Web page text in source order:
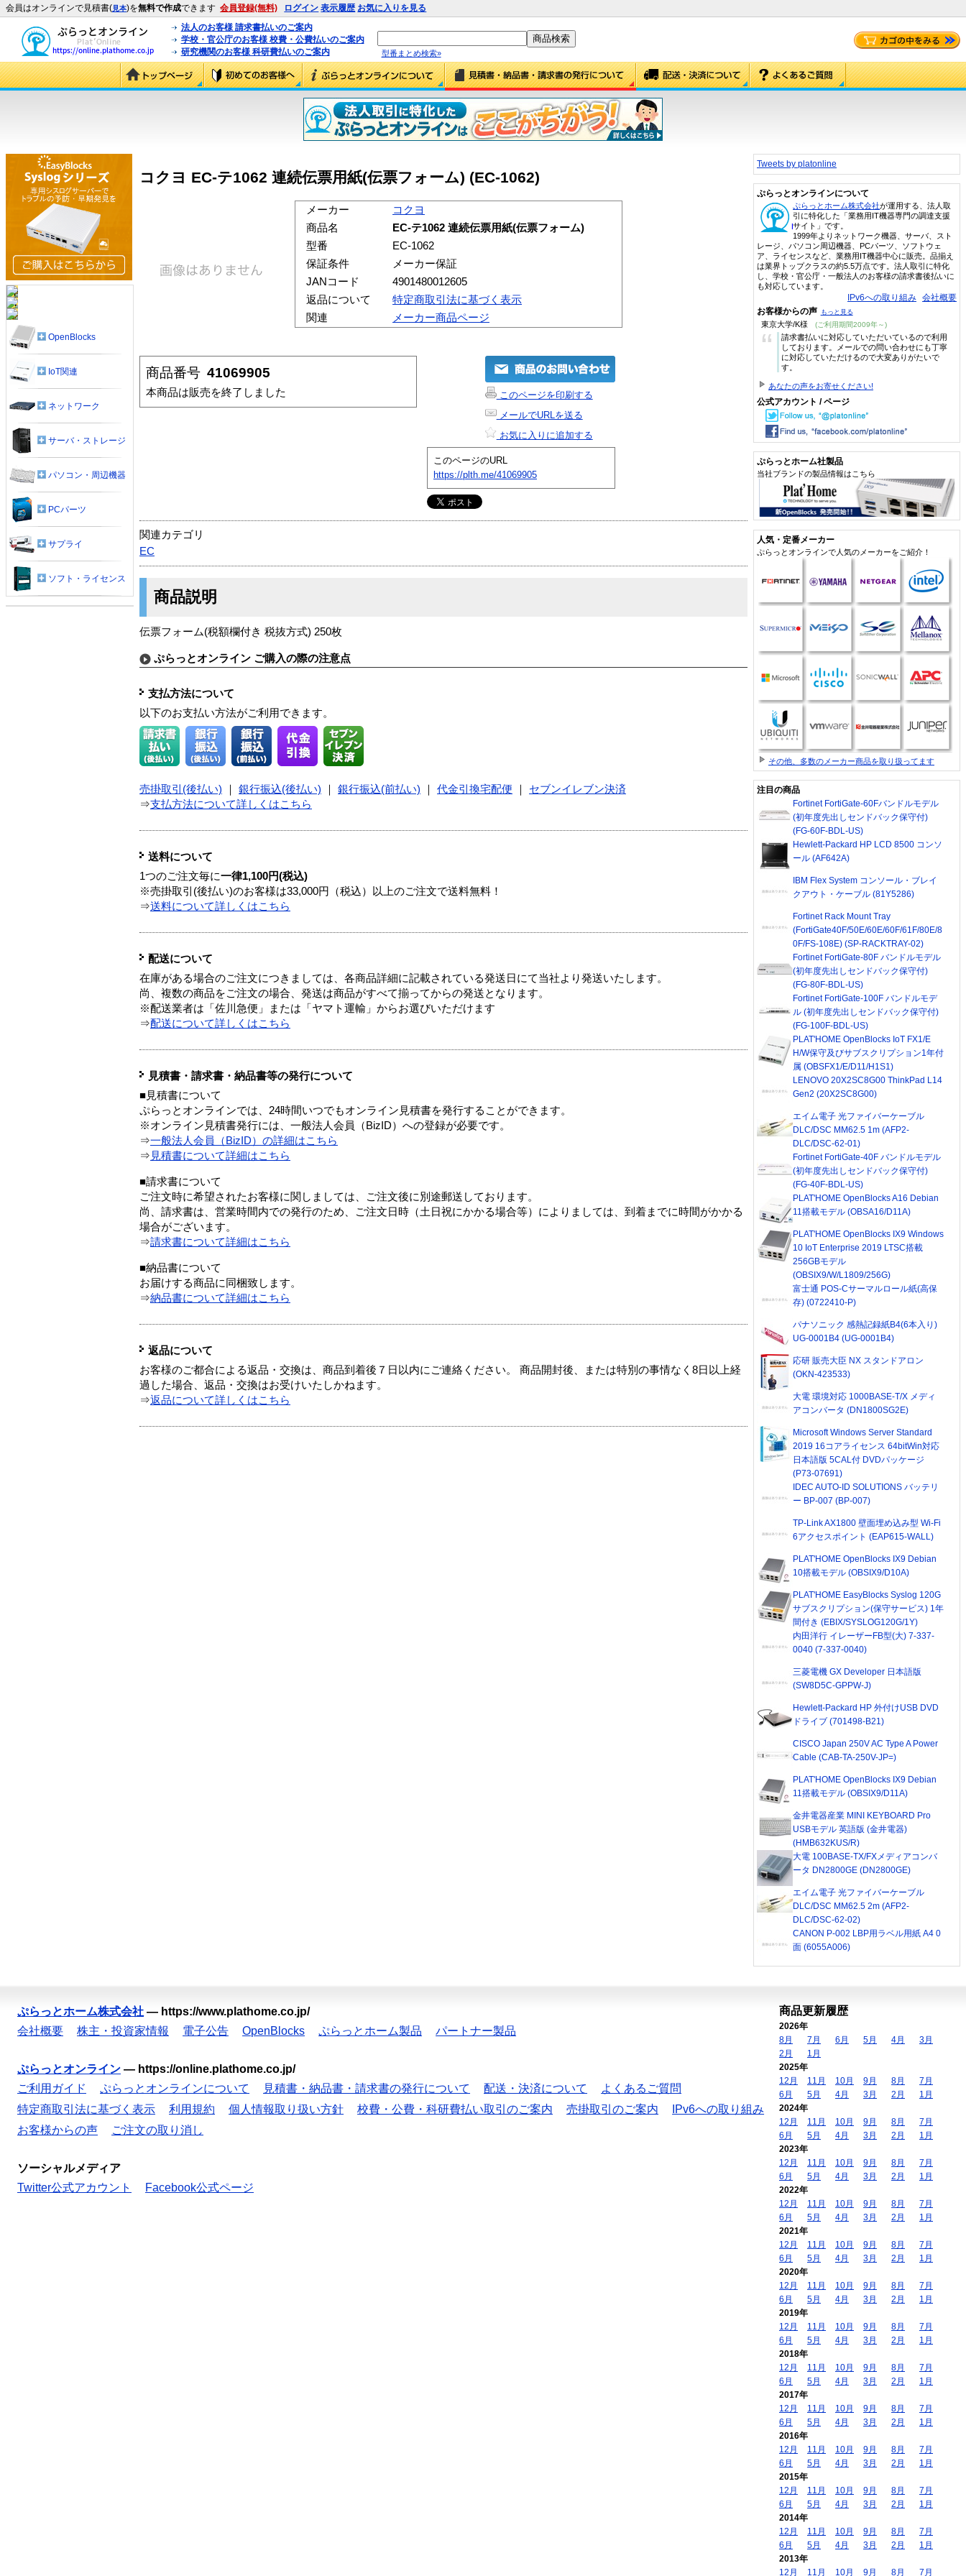
会員はオンラインで見積書(見本)を無料で作成できます 会員登録(無料) ログイン 表示履歴 お気に入りを見る
法人のお客様 請求書払いのご案内
学校・官公庁のお客様 校費・公費払いのご案内
研究機関のお客様 科研費払いのご案内
型番まとめ検索»
コクヨ EC-テ1062 連続伝票用紙(伝票フォーム) (EC-1062)
メーカー
コクヨ
商品名
EC-テ1062 連続伝票用紙(伝票フォーム)
型番
EC-1062
保証条件
メーカー保証
JANコード
4901480012605
返品について
特定商取引法に基づく表示
関連
メーカー商品ページ
商品番号 41069905
本商品は販売を終了しました
このページを印刷する
メールでURLを送る
お気に入りに追加する
このページのURL
https://plth.me/41069905
関連カテゴリ
EC
商品説明
伝票フォーム(税額欄付き 税抜方式) 250枚
ぷらっとオンライン ご購入の際の注意点
支払方法について
以下のお支払い方法がご利用できます。
売掛取引(後払い) 銀行振込(後払い) 銀行振込(前払い) 代金引換宅配便
セブンイレブン決済
⇒支払方法について詳しくはこちら
送料について
1つのご注文毎に一律1,100円(税込)
※売掛取引(後払い)のお客様は33,000円（税込）以上のご注文で送料無料！
⇒送料について詳しくはこちら
配送について
在庫がある場合のご注文につきましては、各商品詳細に記載されている発送日にて当社より発送いたします。
尚、複数の商品をご注文の場合、発送は商品がすべて揃ってからの発送となります。
※配送業者は「佐川急便」または「ヤマト運輸」からお選びいただけます
⇒配送について詳しくはこちら
見積書・請求書・納品書等の発行について
■見積書について
ぷらっとオンラインでは、24時間いつでもオンライン見積書を発行することができます。
※オンライン見積書発行には、一般法人会員（BizID）への登録が必要です。
⇒一般法人会員（BizID）の詳細はこちら
⇒ 見積書について詳細はこちら
■請求書について
ご注文時に希望されたお客様に関しましては、ご注文後に別途郵送しております。
尚、請求書は、営業時間内での発行のため、ご注文日時（土日祝にかかる場合等）によりましては、到着までに時間がかかる
場合がございます。
⇒請求書について詳細はこちら
■納品書について
お届けする商品に同梱致します。
⇒納品書について詳細はこちら
返品について
お客様のご都合による返品・交換は、商品到着後７日以内にご連絡ください。 商品開封後、または特別の事情なく8日以上経
過した場合、返品・交換はお受けいたしかねます。
⇒返品について詳しくはこちら
OpenBlocks
IoT関連
ネットワーク
サーバ・ストレージ
パソコン・周辺機器
PCパーツ
サプライ
ソフト・ライセンス
Tweets by platonline
ぷらっとオンラインについて
ぷらっとホーム株式会社が運用する、法人取
引に特化した「業務用IT機器専門の調達支援
サイト」です。
1999年よりネットワーク機器、サーバ、スト
レージ、パソコン周辺機器、PCパーツ、ソフトウェ
ア、ライセンスなど、業務用IT機器中心に販売。品揃え
は業界トップクラスの約5.5万点です。法人取引に特化
し、学校・官公庁・一般法人のお客様の請求書後払いに
も対応しています。
IPv6への取り組み 会社概要
お客様からの声 もっと見る
東京大学/K様 (ご利用期間2009年～)
“
請求書払いに対応していただいているので利用
しております。メールでの問い合わせにも丁寧
に対応していただけるので大変ありがたいで
す。
あなたの声をお寄せください!
公式アカウント / ページ
ぷらっとホーム社製品
当社ブランドの製品情報はこちら
人気・定番メーカー
ぷらっとオンラインで人気のメーカーをご紹介！
その他、多数のメーカー商品を取り扱ってます
注目の商品
Fortinet FortiGate-60Fバンドルモデル
(初年度先出しセンドバック保守付)
(FG-60F-BDL-US)
Hewlett-Packard HP LCD 8500 コンソ
ール (AF642A)
IBM Flex System コンソール・ブレイ
クアウト・ケーブル (81Y5286)
Fortinet Rack Mount Tray
(FortiGate40F/50E/60E/60F/61F/80E/8
0F/FS-108E) (SP-RACKTRAY-02)
Fortinet FortiGate-80F バンドルモデル
(初年度先出しセンドバック保守付)
(FG-80F-BDL-US)
Fortinet FortiGate-100F バンドルモデ
ル (初年度先出しセンドバック保守付)
(FG-100F-BDL-US)
PLAT'HOME OpenBlocks IoT FX1/E
H/W保守及びサブスクリプション1年付
属 (OBSFX1/E/D11/H1S1)
LENOVO 20X2SC8G00 ThinkPad L14
Gen2 (20X2SC8G00)
エイム電子 光ファイバーケーブル
DLC/DSC MM62.5 1m (AFP2-
DLC/DSC-62-01)
Fortinet FortiGate-40F バンドルモデル
(初年度先出しセンドバック保守付)
(FG-40F-BDL-US)
PLAT'HOME OpenBlocks A16 Debian
11搭載モデル (OBSA16/D11A)
PLAT'HOME OpenBlocks IX9 Windows
10 IoT Enterprise 2019 LTSC搭載
256GBモデル
(OBSIX9/W/L1809/256G)
富士通 POS-Cサーマルロール紙(高保
存) (0722410-P)
パナソニック 感熱記録紙B4(6本入り)
UG-0001B4 (UG-0001B4)
応研 販売大臣 NX スタンドアロン
(OKN-423533)
大電 環境対応 1000BASE-T/X メディ
アコンバータ (DN1800SG2E)
Microsoft Windows Server Standard
2019 16コアライセンス 64bitWin対応
日本語版 5CAL付 DVDパッケージ
(P73-07691)
IDEC AUTO-ID SOLUTIONS バッテリ
ー BP-007 (BP-007)
TP-Link AX1800 壁面埋め込み型 Wi-Fi
6アクセスポイント (EAP615-WALL)
PLAT'HOME OpenBlocks IX9 Debian
10搭載モデル (OBSIX9/D10A)
PLAT'HOME EasyBlocks Syslog 120G
サブスクリプション(保守サービス) 1年
間付き (EBIX/SYSLOG120G/1Y)
内田洋行 イレーザーFB型(大) 7-337-
0040 (7-337-0040)
三菱電機 GX Developer 日本語版
(SW8D5C-GPPW-J)
Hewlett-Packard HP 外付けUSB DVD
ドライブ (701498-B21)
CISCO Japan 250V AC Type A Power
Cable (CAB-TA-250V-JP=)
PLAT'HOME OpenBlocks IX9 Debian
11搭載モデル (OBSIX9/D11A)
金井電器産業 MINI KEYBOARD Pro
USBモデル 英語版 (金井電器)
(HMB632KUS/R)
大電 100BASE-TX/FXメディアコンバ
ータ DN2800GE (DN2800GE)
エイム電子 光ファイバーケーブル
DLC/DSC MM62.5 2m (AFP2-
DLC/DSC-62-02)
CANON P-002 LBP用ラベル用紙 A4 0
面 (6055A006)
ぷらっとホーム株式会社 — https://www.plathome.co.jp/
会社概要
株主・投資家情報 電子公告 OpenBlocks ぷらっとホーム製品 パートナー製品
ぷらっとオンライン — https://online.plathome.co.jp/
ご利用ガイド
ぷらっとオンラインについて 見積書・納品書・請求書の発行について 配送・決済について
よくあるご質問
特定商取引法に基づく表示
利用規約 個人情報取り扱い方針 校費・公費・科研費払い取引のご案内 売掛取引のご案内
IPv6への取り組み
お客様からの声
ご注文の取り消し
ソーシャルメディア
Twitter公式アカウント
Facebook公式ページ
商品更新履歴
2026年
8月
7月 6月 5月 4月
3月
2月
1月
2025年
12月
11月 10月 9月 8月
7月
6月
5月 4月 3月 2月
1月
2024年
12月
11月 10月 9月 8月
7月
6月
5月 4月 3月 2月
1月
2023年
12月
11月 10月 9月 8月
7月
6月
5月 4月 3月 2月
1月
2022年
12月
11月 10月 9月 8月
7月
6月
5月 4月 3月 2月
1月
2021年
12月
11月 10月 9月 8月
7月
6月
5月 4月 3月 2月
1月
2020年
12月
11月 10月 9月 8月
7月
6月
5月 4月 3月 2月
1月
2019年
12月
11月 10月 9月 8月
7月
6月
5月 4月 3月 2月
1月
2018年
12月
11月 10月 9月 8月
7月
6月
5月 4月 3月 2月
1月
2017年
12月
11月 10月 9月 8月
7月
6月
5月 4月 3月 2月
1月
2016年
12月
11月 10月 9月 8月
7月
6月
5月 4月 3月 2月
1月
2015年
12月
11月 10月 9月 8月
7月
6月
5月 4月 3月 2月
1月
2014年
12月
11月 10月 9月 8月
7月
6月
5月 4月 3月 2月
1月
2013年
12月
11月 10月 9月 8月 7月